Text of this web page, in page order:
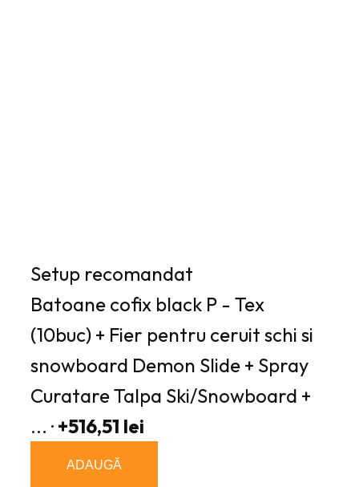
Setup recomandat
Batoane cofix black P - Tex
(10buc) + Fier pentru ceruit schi si
snowboard Demon Slide + Spray
Curatare Talpa Ski/Snowboard +
... · +516,51 lei
ADAUGĂ